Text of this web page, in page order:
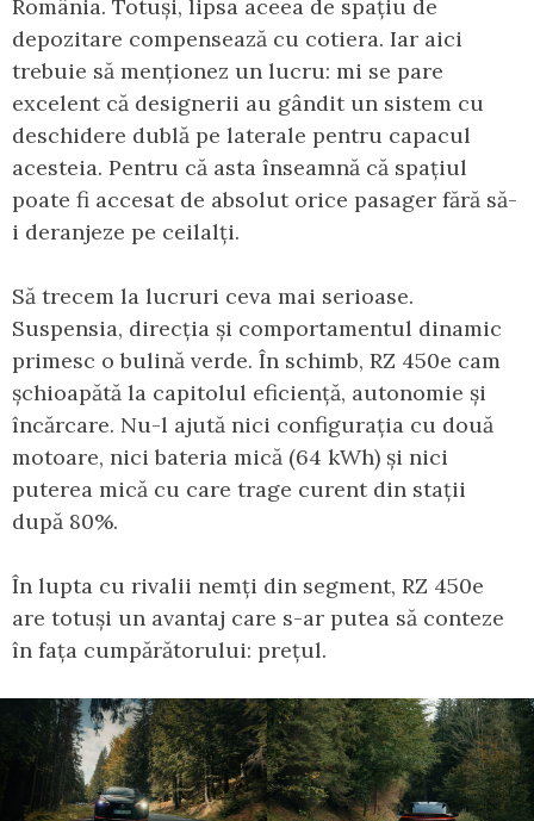
România. Totuși, lipsa aceea de spațiu de
depozitare compensează cu cotiera. Iar aici
trebuie să menționez un lucru: mi se pare
excelent că designerii au gândit un sistem cu
deschidere dublă pe laterale pentru capacul
acesteia. Pentru că asta înseamnă că spațiul
poate fi accesat de absolut orice pasager fără să-
i deranjeze pe ceilalți.
Să trecem la lucruri ceva mai serioase.
Suspensia, direcția și comportamentul dinamic
primesc o bulină verde. În schimb, RZ 450e cam
șchioapătă la capitolul eficiență, autonomie și
încărcare. Nu-l ajută nici configurația cu două
motoare, nici bateria mică (64 kWh) și nici
puterea mică cu care trage curent din stații
după 80%.
În lupta cu rivalii nemți din segment, RZ 450e
are totuși un avantaj care s-ar putea să conteze
în fața cumpărătorului: prețul.